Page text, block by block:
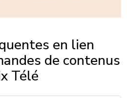
en lien
de contenus
Télé